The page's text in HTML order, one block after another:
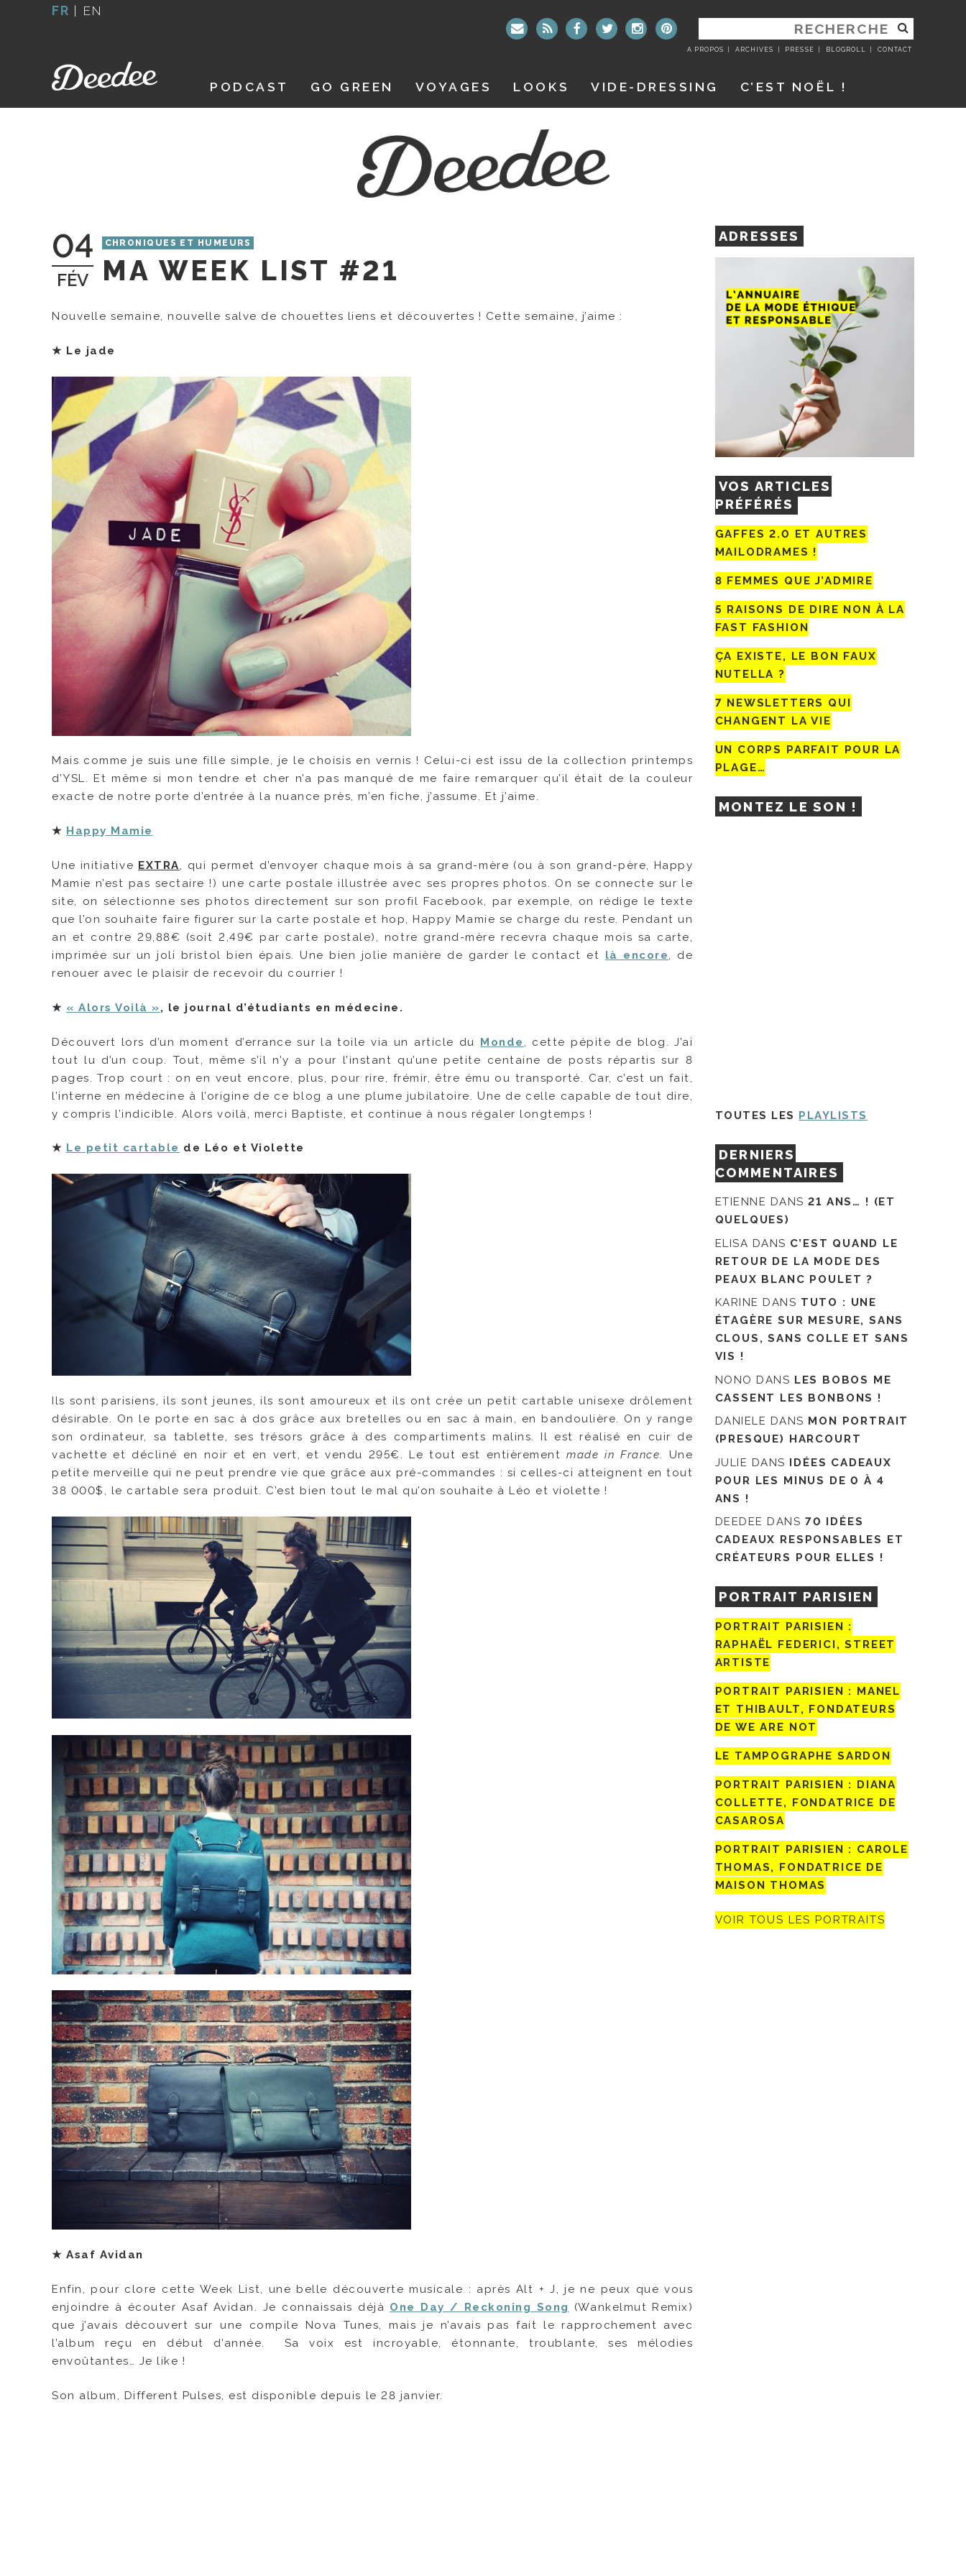
FR | EN
RECHERCHER
:
A PROPOS ARCHIVES PRESSE BLOGROLL CONTACT
PODCAST GO GREEN VOYAGES LOOKS VIDE-DRESSING C’EST NOËL !
04
FÉV
CHRONIQUES ET HUMEURS
MA WEEK LIST #21
Nouvelle semaine, nouvelle salve de chouettes liens et découvertes ! Cette semaine, j’aime :
★ Le jade
Mais comme je suis une fille simple, je le choisis en vernis ! Celui-ci est issu de la collection printemps
d’YSL. Et même si mon tendre et cher n’a pas manqué de me faire remarquer qu’il était de la couleur
exacte de notre porte d’entrée à la nuance près, m’en fiche, j’assume. Et j’aime.
★ Happy Mamie
Une initiative EXTRA, qui permet d’envoyer chaque mois à sa grand-mère (ou à son grand-père, Happy
Mamie n’est pas sectaire !) une carte postale illustrée avec ses propres photos. On se connecte sur le
site, on sélectionne ses photos directement sur son profil Facebook, par exemple, on rédige le texte
que l’on souhaite faire figurer sur la carte postale et hop, Happy Mamie se charge du reste. Pendant un
an et contre 29,88€ (soit 2,49€ par carte postale), notre grand-mère recevra chaque mois sa carte,
imprimée sur un joli bristol bien épais. Une bien jolie manière de garder le contact et là encore, de
renouer avec le plaisir de recevoir du courrier !
★ « Alors Voilà », le journal d’étudiants en médecine.
Découvert lors d’un moment d’errance sur la toile via un article du Monde , cette pépite de blog. J’ai
tout lu d’un coup. Tout, même s’il n’y a pour l’instant qu’une petite centaine de posts répartis sur 8
pages. Trop court : on en veut encore, plus, pour rire, frémir, être ému ou transporté. Car, c’est un fait,
l’interne en médecine à l’origine de ce blog a une plume jubilatoire. Une de celle capable de tout dire,
y compris l’indicible. Alors voilà, merci Baptiste, et continue à nous régaler longtemps !
★ Le petit cartable de Léo et Violette
Ils sont parisiens, ils sont jeunes, ils sont amoureux et ils ont crée un petit cartable unisexe drôlement
désirable. On le porte en sac à dos grâce aux bretelles ou en sac à main, en bandoulière. On y range
son ordinateur, sa tablette, ses trésors grâce à des compartiments malins. Il est réalisé en cuir de
vachette et décliné en noir et en vert, et vendu 295€. Le tout est entièrementmade in France. Une
petite merveille qui ne peut prendre vie que grâce aux pré-commandes : si celles-ci atteignent en tout
38 000$, le cartable sera produit. C’est bien tout le mal qu’on souhaite à Léo et violette !
★ Asaf Avidan
Enfin, pour clore cette Week List, une belle découverte musicale : après Alt + J, je ne peux que vous
enjoindre à écouter Asaf Avidan. Je connaissais déjà One Day / Reckoning Song
(Wankelmut Remix)
que j’avais découvert sur une compile Nova Tunes, mais je n’avais pas fait le rapprochement avec
l’album reçu en début d’année. Sa voix est incroyable, étonnante, troublante, ses mélodies
envoûtantes… Je like !
Son album, Different Pulses, est disponible depuis le 28 janvier.
ADRESSES
VOS ARTICLES
PRÉFÉRÉS
GAFFES 2.0 ET AUTRES
MAILODRAMES !
8 FEMMES QUE J’ADMIRE
5 RAISONS DE DIRE NON À LA
FAST FASHION
ÇA EXISTE, LE BON FAUX
NUTELLA ?
7 NEWSLETTERS QUI
CHANGENT LA VIE
UN CORPS PARFAIT POUR LA
PLAGE…
MONTEZ LE SON !
TOUTES LES PLAYLISTS
DERNIERS
COMMENTAIRES
ETIENNE DANS21 ANS… ! (ET
QUELQUES)
ELISA DANS C’EST QUAND LE
RETOUR DE LA MODE DES
PEAUX BLANC POULET ?
KARINE DANS TUTO : UNE
ÉTAGÈRE SUR MESURE, SANS
CLOUS, SANS COLLE ET SANS
VIS !
NONO DANS LES BOBOS ME
CASSENT LES BONBONS !
DANIELE DANS MON PORTRAIT
(PRESQUE) HARCOURT
JULIE DANS IDÉES CADEAUX
POUR LES MINUS DE 0 À 4
ANS !
DEEDEE DANS 70 IDÉES
CADEAUX RESPONSABLES ET
CRÉATEURS POUR ELLES !
PORTRAIT PARISIEN
PORTRAIT PARISIEN :
RAPHAËL FEDERICI, STREET
ARTISTE
PORTRAIT PARISIEN : MANEL
ET THIBAULT, FONDATEURS
DE WE ARE NOT
LE TAMPOGRAPHE SARDON
PORTRAIT PARISIEN : DIANA
COLLETTE, FONDATRICE DE
CASAROSA
PORTRAIT PARISIEN : CAROLE
THOMAS, FONDATRICE DE
MAISON THOMAS
VOIR TOUS LES PORTRAITS